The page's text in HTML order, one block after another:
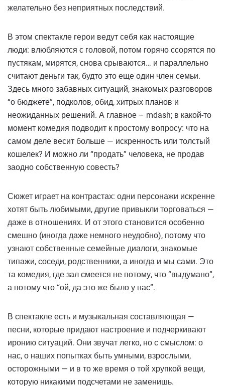
желательно без неприятных последствий.
В этом спектакле герои ведут себя как настоящие
люди: влюбляются с головой, потом горячо ссорятся по
пустякам, мирятся, снова срываются… и параллельно
считают деньги так, будто это еще один член семьи.
Здесь много забавных ситуаций, знакомых разговоров
“о бюджете”, подколов, обид, хитрых планов и
неожиданных решений. А главное – mdash; в какой-то
момент комедия подводит к простому вопросу: что на
самом деле весит больше — искренность или толстый
кошелек? И можно ли “продать” человека, не продав
заодно собственную совесть?
Сюжет играет на контрастах: одни персонажи искренне
хотят быть любимыми, другие привыкли торговаться —
даже в отношениях. И от этого становится особенно
смешно (иногда даже немного неудобно), потому что
узнают собственные семейные диалоги, знакомые
типажи, соседи, родственники, а иногда и мы сами. Это
та комедия, где зал смеется не потому, что “выдумано”,
а потому что “ой, да это же было у нас”.
В спектакле есть и музыкальная составляющая —
песни, которые придают настроение и подчеркивают
иронию ситуаций. Они звучат легко, но с смыслом: о
нас, о наших попытках быть умными, взрослыми,
осторожными — и в то же время о той хрупкой вещи,
которую никакими подсчетами не заменишь.